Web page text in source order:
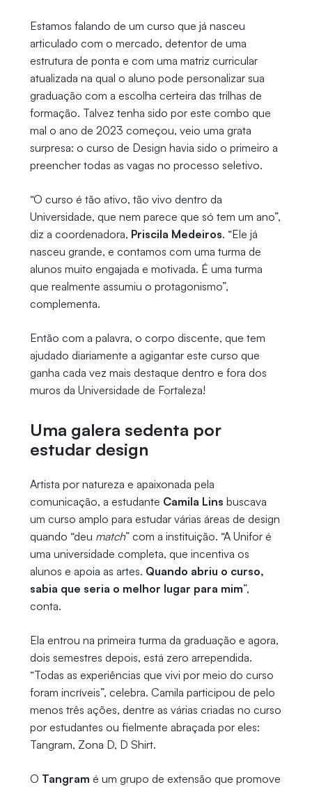
Estamos falando de um curso que já nasceu
articulado com o mercado, detentor de uma
estrutura de ponta e com uma matriz curricular
atualizada na qual o aluno pode personalizar sua
graduação com a escolha certeira das trilhas de
formação. Talvez tenha sido por este combo que
mal o ano de 2023 começou, veio uma grata
surpresa: o curso de Design havia sido o primeiro a
preencher todas as vagas no processo seletivo.
“O curso é tão ativo, tão vivo dentro da
Universidade, que nem parece que só tem um ano”,
diz a coordenadora, Priscila Medeiros. “Ele já
nasceu grande, e contamos com uma turma de
alunos muito engajada e motivada. É uma turma
que realmente assumiu o protagonismo”,
complementa.
Então com a palavra, o corpo discente, que tem
ajudado diariamente a agigantar este curso que
ganha cada vez mais destaque dentro e fora dos
muros da Universidade de Fortaleza!
Uma galera sedenta por
estudar design
Artista por natureza e apaixonada pela
comunicação, a estudante Camila Lins buscava
um curso amplo para estudar várias áreas de design
quando “deu match” com a instituição. “A Unifor é
uma universidade completa, que incentiva os
alunos e apoia as artes. Quando abriu o curso,
sabia que seria o melhor lugar para mim”,
conta.
Ela entrou na primeira turma da graduação e agora,
dois semestres depois, está zero arrependida.
“Todas as experiências que vivi por meio do curso
foram incríveis”, celebra. Camila participou de pelo
menos três ações, dentre as várias criadas no curso
por estudantes ou fielmente abraçada por eles:
Tangram, Zona D, D Shirt.
O Tangram é um grupo de extensão que promove